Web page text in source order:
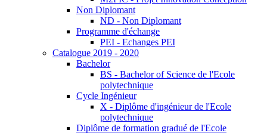
Non Diplomant
ND - Non Diplomant
Programme d'échange
PEI - Echanges PEI
Catalogue 2019 - 2020
Bachelor
BS - Bachelor of Science de l'Ecole
polytechnique
Cycle Ingénieur
X - Diplôme d'ingénieur de l'Ecole
polytechnique
Diplôme de formation gradué de l'Ecole